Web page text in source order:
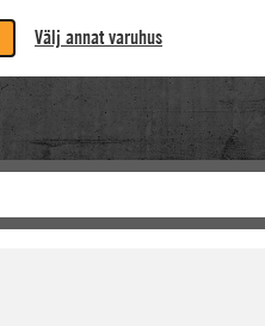
Välj annat varuhus